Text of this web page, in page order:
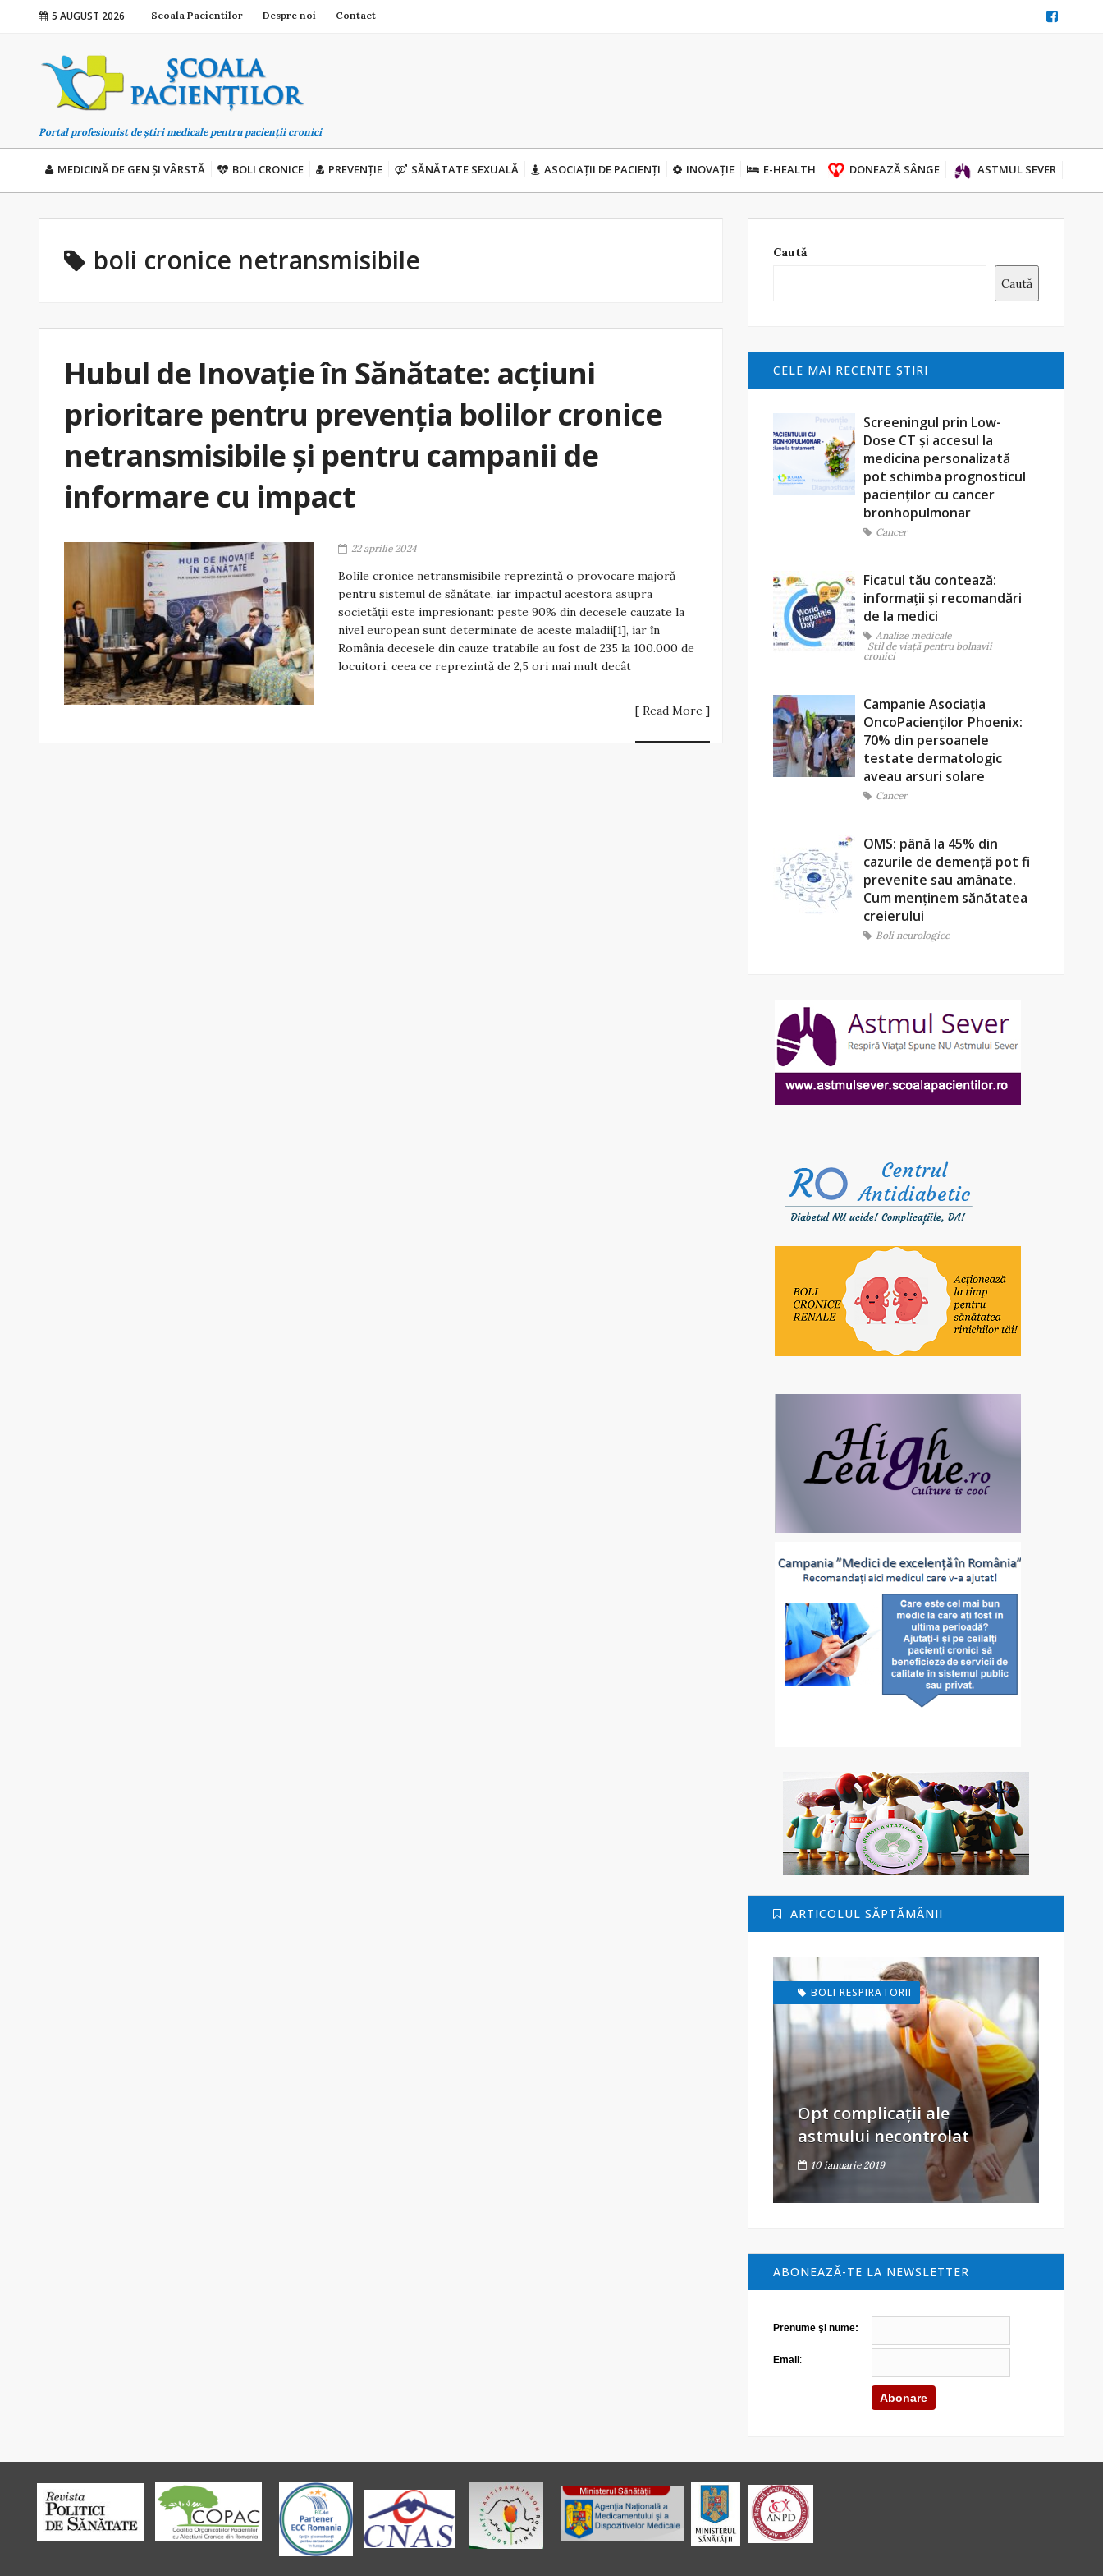
5 AUGUST 2026 Scoala Pacientilor Despre noi Contact
Portal profesionist de știri medicale pentru pacienții cronici
MEDICINĂ DE GEN ȘI VÂRSTĂ BOLI CRONICE PREVENȚIE SĂNĂTATE SEXUALĂ ASOCIAȚII DE PACIENȚI INOVAȚIE E-HEALTH DONEAZĂ SÂNGE ASTMUL SEVER
boli cronice netransmisibile
Hubul de Inovație în Sănătate: acțiuni
prioritare pentru prevenția bolilor cronice
netransmisibile și pentru campanii de
informare cu impact
22 aprilie 2024
Bolile cronice netransmisibile reprezintă o provocare majoră
pentru sistemul de sănătate, iar impactul acestora asupra
societății este impresionant: peste 90% din decesele cauzate la
nivel european sunt determinate de aceste maladii[1], iar în
România decesele din cauze tratabile au fost de 235 la 100.000 de
locuitori, ceea ce reprezintă de 2,5 ori mai mult decât
[ Read More ]
Caută
Caută
CELE MAI RECENTE ŞTIRI
Screeningul prin Low-
Dose CT și accesul la
medicina personalizată
pot schimba prognosticul
pacienților cu cancer
bronhopulmonar
Cancer
Ficatul tău contează:
informații și recomandări
de la medici
Analize medicale
Stil de viaţă pentru bolnavii
cronici
Campanie Asociația
OncoPacienților Phoenix:
70% din persoanele
testate dermatologic
aveau arsuri solare
Cancer
OMS: până la 45% din
cazurile de demență pot fi
prevenite sau amânate.
Cum menținem sănătatea
creierului
Boli neurologice
ARTICOLUL SĂPTĂMÂNII
BOLI RESPIRATORII
Opt complicații ale
astmului necontrolat
10 ianuarie 2019
ABONEAZĂ-TE LA NEWSLETTER
Prenume şi nume:
Email: